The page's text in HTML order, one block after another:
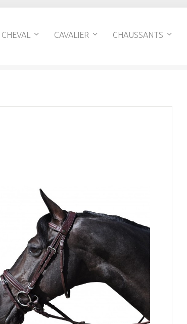
CHEVAL CAVALIER CHAUSSANTS